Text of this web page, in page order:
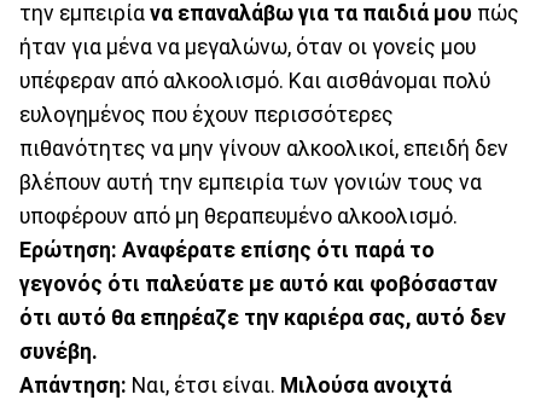
την εμπειρία να επαναλάβω για τα παιδιά μου πώς
ήταν για μένα να μεγαλώνω, όταν οι γονείς μου
υπέφεραν από αλκοολισμό. Και αισθάνομαι πολύ
ευλογημένος που έχουν περισσότερες
πιθανότητες να μην γίνουν αλκοολικοί, επειδή δεν
βλέπουν αυτή την εμπειρία των γονιών τους να
υποφέρουν από μη θεραπευμένο αλκοολισμό.
Ερώτηση: Αναφέρατε επίσης ότι παρά το
γεγονός ότι παλεύατε με αυτό και φοβόσασταν
ότι αυτό θα επηρέαζε την καριέρα σας, αυτό δεν
συνέβη.
Απάντηση: Ναι, έτσι είναι. Μιλούσα ανοιχτά